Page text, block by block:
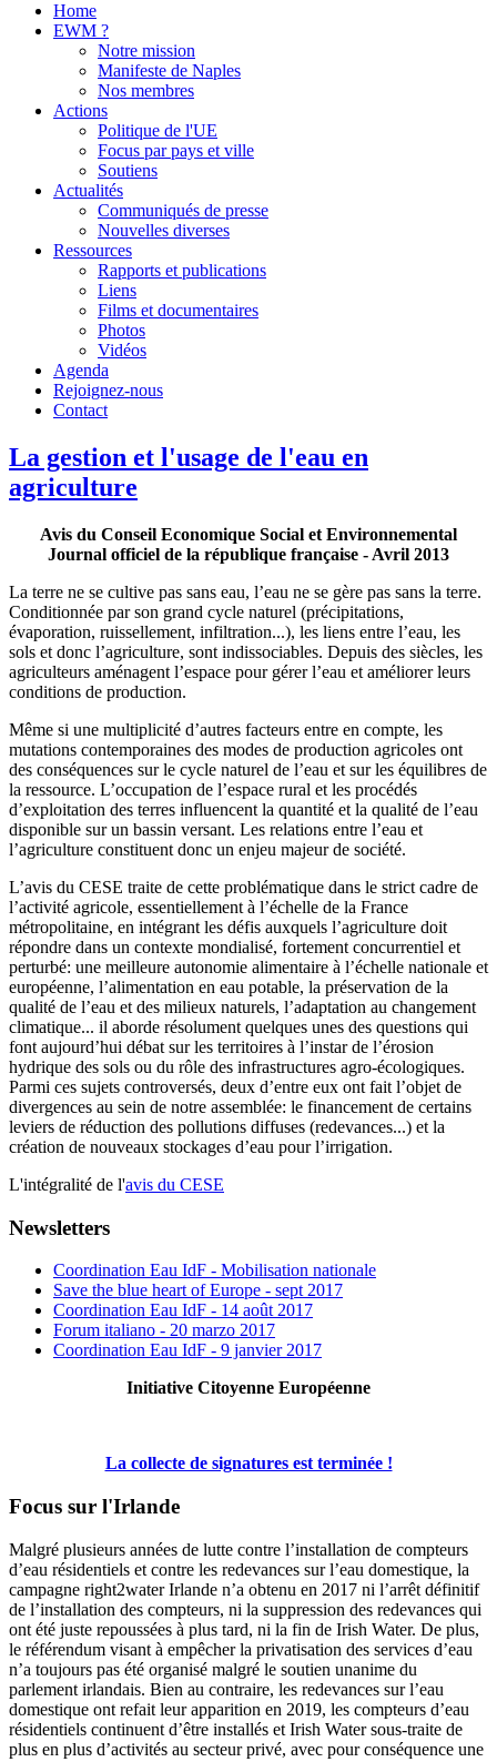
Home
EWM ?
Notre mission
Manifeste de Naples
Nos membres
Actions
Politique de l'UE
Focus par pays et ville
Soutiens
Actualités
Communiqués de presse
Nouvelles diverses
Ressources
Rapports et publications
Liens
Films et documentaires
Photos
Vidéos
Agenda
Rejoignez-nous
Contact
La gestion et l'usage de l'eau en
agriculture
Avis du Conseil Economique Social et Environnemental
Journal officiel de la république française - Avril 2013
La terre ne se cultive pas sans eau, l’eau ne se gère pas sans la terre.
Conditionnée par son grand cycle naturel (précipitations,
évaporation, ruissellement, infiltration...), les liens entre l’eau, les
sols et donc l’agriculture, sont indissociables. Depuis des siècles, les
agriculteurs aménagent l’espace pour gérer l’eau et améliorer leurs
conditions de production.
Même si une multiplicité d’autres facteurs entre en compte, les
mutations contemporaines des modes de production agricoles ont
des conséquences sur le cycle naturel de l’eau et sur les équilibres de
la ressource. L’occupation de l’espace rural et les procédés
d’exploitation des terres influencent la quantité et la qualité de l’eau
disponible sur un bassin versant. Les relations entre l’eau et
l’agriculture constituent donc un enjeu majeur de société.
L’avis du CESE traite de cette problématique dans le strict cadre de
l’activité agricole, essentiellement à l’échelle de la France
métropolitaine, en intégrant les défis auxquels l’agriculture doit
répondre dans un contexte mondialisé, fortement concurrentiel et
perturbé: une meilleure autonomie alimentaire à l’échelle nationale et
européenne, l’alimentation en eau potable, la préservation de la
qualité de l’eau et des milieux naturels, l’adaptation au changement
climatique... il aborde résolument quelques unes des questions qui
font aujourd’hui débat sur les territoires à l’instar de l’érosion
hydrique des sols ou du rôle des infrastructures agro-écologiques.
Parmi ces sujets controversés, deux d’entre eux ont fait l’objet de
divergences au sein de notre assemblée: le financement de certains
leviers de réduction des pollutions diffuses (redevances...) et la
création de nouveaux stockages d’eau pour l’irrigation.
L'intégralité de l'avis du CESE
Newsletters
Coordination Eau IdF - Mobilisation nationale
Save the blue heart of Europe - sept 2017
Coordination Eau IdF - 14 août 2017
Forum italiano - 20 marzo 2017
Coordination Eau IdF - 9 janvier 2017
Initiative Citoyenne Européenne
La collecte de signatures est terminée !
Focus sur l'Irlande
Malgré plusieurs années de lutte contre l’installation de compteurs
d’eau résidentiels et contre les redevances sur l’eau domestique, la
campagne right2water Irlande n’a obtenu en 2017 ni l’arrêt définitif
de l’installation des compteurs, ni la suppression des redevances qui
ont été juste repoussées à plus tard, ni la fin de Irish Water. De plus,
le référendum visant à empêcher la privatisation des services d’eau
n’a toujours pas été organisé malgré le soutien unanime du
parlement irlandais. Bien au contraire, les redevances sur l’eau
domestique ont refait leur apparition en 2019, les compteurs d’eau
résidentiels continuent d’être installés et Irish Water sous-traite de
plus en plus d’activités au secteur privé, avec pour conséquence une